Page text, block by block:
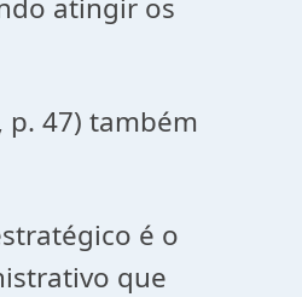
atingir os
p. 47) também
é o
que